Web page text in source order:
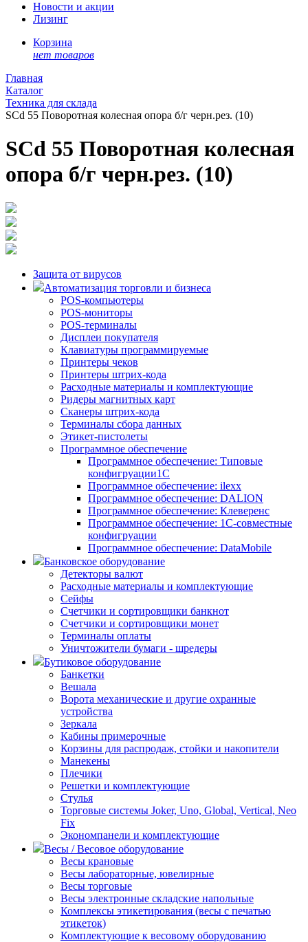
Новости и акции
Лизинг
Корзина
нет товаров
Главная
Каталог
Техника для склада
SCd 55 Поворотная колесная опора б/г черн.рез. (10)
SCd 55 Поворотная колесная
опора б/г черн.рез. (10)
Защита от вирусов
Автоматизация торговли и бизнеса
POS-компьютеры
POS-мониторы
POS-терминалы
Дисплеи покупателя
Клавиатуры программируемые
Принтеры чеков
Принтеры штрих-кода
Расходные материалы и комплектующие
Ридеры магнитных карт
Сканеры штрих-кода
Терминалы сбора данных
Этикет-пистолеты
Программное обеспечение
Программное обеспечение: Типовые
конфигруации1С
Программное обеспечение: ilexx
Программное обеспечение: DALION
Программное обеспечение: Клеверенс
Программное обеспечение: 1С-совместные
конфигруации
Программное обеспечение: DataMobile
Банковское оборудование
Детекторы валют
Расходные материалы и комплектующие
Сейфы
Счетчики и сортировщики банкнот
Счетчики и сортировщики монет
Терминалы оплаты
Уничтожители бумаги - шредеры
Бутиковое оборудование
Банкетки
Вешала
Ворота механические и другие охранные
устройства
Зеркала
Кабины примерочные
Корзины для распродаж, стойки и накопители
Манекены
Плечики
Решетки и комплектующие
Стулья
Торговые системы Joker, Uno, Global, Vertical, Neo
Fix
Экономпанели и комплектующие
Весы / Весовое оборудование
Весы крановые
Весы лабораторные, ювелирные
Весы торговые
Весы электронные складские напольные
Комплексы этикетирования (весы с печатью
этикеток)
Комплектующие к весовому оборудованию